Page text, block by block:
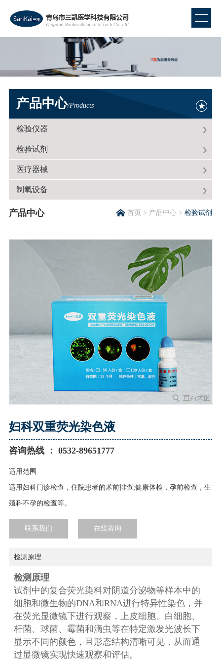
产品中心/Products
检验仪器
检验试剂
医疗器械
制氧设备
产品中心 首页 > 产品中心 >检验试剂
妇科双重荧光染色液
咨询热线 ： 0532-89651777
适用范围
适用妇科门诊检查，住院患者的术前排查;健康体检，孕前检查，生
殖科不孕的检查等。
联系我们 在线咨询
检测原理
检测原理
试剂中的复合荧光染料对阴道分泌物等样本中的
细胞和微生物的DNA和RNA进行特异性染色，并
在荧光显微镜下进行观察，上皮细胞、白细胞、
杆菌、球菌、霉菌和滴虫等在特定激发光波长下
显示不同的颜色，且形态结构清晰可见，从而通
过显微镜实现快速观察和评估。